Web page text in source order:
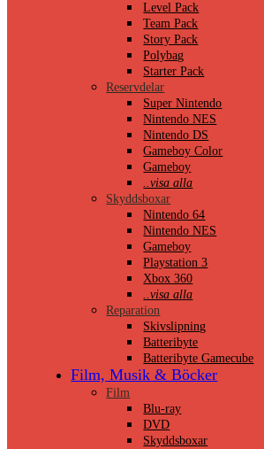
Level Pack
Team Pack
Story Pack
Polybag
Starter Pack
Reservdelar
Super Nintendo
Nintendo NES
Nintendo DS
Gameboy Color
Gameboy
..visa alla
Skyddsboxar
Nintendo 64
Nintendo NES
Gameboy
Playstation 3
Xbox 360
..visa alla
Reparation
Skivslipning
Batteribyte
Batteribyte Gamecube
Film, Musik & Böcker
Film
Blu-ray
DVD
Skyddsboxar